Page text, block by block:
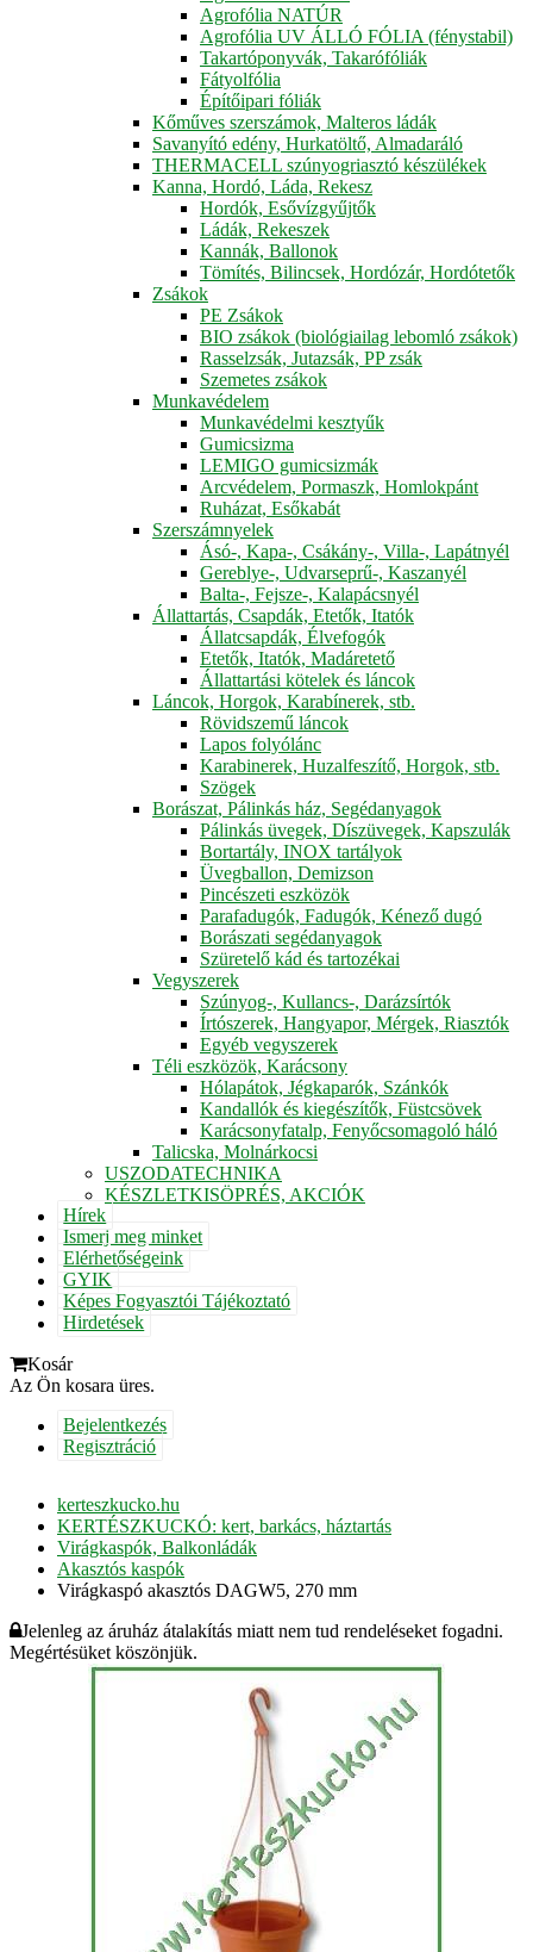
Agrofólia NATÚR
Agrofólia UV ÁLLÓ FÓLIA (fénystabil)
Takartóponyvák, Takarófóliák
Fátyolfólia
Építőipari fóliák
Kőműves szerszámok, Malteros ládák
Savanyító edény, Hurkatöltő, Almadaráló
THERMACELL szúnyogriasztó készülékek
Kanna, Hordó, Láda, Rekesz
Hordók, Esővízgyűjtők
Ládák, Rekeszek
Kannák, Ballonok
Tömítés, Bilincsek, Hordózár, Hordótetők
Zsákok
PE Zsákok
BIO zsákok (biológiailag lebomló zsákok)
Rasselzsák, Jutazsák, PP zsák
Szemetes zsákok
Munkavédelem
Munkavédelmi kesztyűk
Gumicsizma
LEMIGO gumicsizmák
Arcvédelem, Pormaszk, Homlokpánt
Ruházat, Esőkabát
Szerszámnyelek
Ásó-, Kapa-, Csákány-, Villa-, Lapátnyél
Gereblye-, Udvarseprű-, Kaszanyél
Balta-, Fejsze-, Kalapácsnyél
Állattartás, Csapdák, Etetők, Itatók
Állatcsapdák, Élvefogók
Etetők, Itatók, Madáretető
Állattartási kötelek és láncok
Láncok, Horgok, Karabínerek, stb.
Rövidszemű láncok
Lapos folyólánc
Karabinerek, Huzalfeszítő, Horgok, stb.
Szögek
Borászat, Pálinkás ház, Segédanyagok
Pálinkás üvegek, Díszüvegek, Kapszulák
Bortartály, INOX tartályok
Üvegballon, Demizson
Pincészeti eszközök
Parafadugók, Fadugók, Kénező dugó
Borászati segédanyagok
Szüretelő kád és tartozékai
Vegyszerek
Szúnyog-, Kullancs-, Darázsírtók
Írtószerek, Hangyapor, Mérgek, Riasztók
Egyéb vegyszerek
Téli eszközök, Karácsony
Hólapátok, Jégkaparók, Szánkók
Kandallók és kiegészítők, Füstcsövek
Karácsonyfatalp, Fenyőcsomagoló háló
Talicska, Molnárkocsi
USZODATECHNIKA
KÉSZLETKISÖPRÉS, AKCIÓK
Hírek
Ismerj meg minket
Elérhetőségeink
GYIK
Képes Fogyasztói Tájékoztató
Hirdetések
Kosár
Az Ön kosara üres.
Bejelentkezés
Regisztráció
kerteszkucko.hu
KERTÉSZKUCKÓ: kert, barkács, háztartás
Virágkaspók, Balkonládák
Akasztós kaspók
Virágkaspó akasztós DAGW5, 270 mm
Jelenleg az áruház átalakítás miatt nem tud rendeléseket fogadni.
Megértésüket köszönjük.